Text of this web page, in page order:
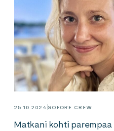
25.10.2024 GOFORE CREW
Matkani kohti